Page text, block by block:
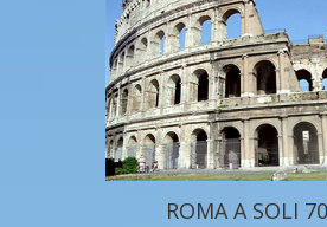
ROMA A SOLI